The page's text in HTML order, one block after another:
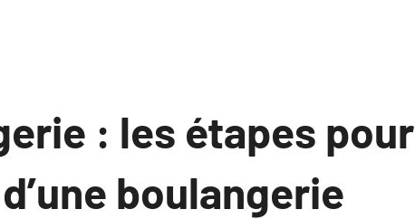
: les étapes pour
boulangerie